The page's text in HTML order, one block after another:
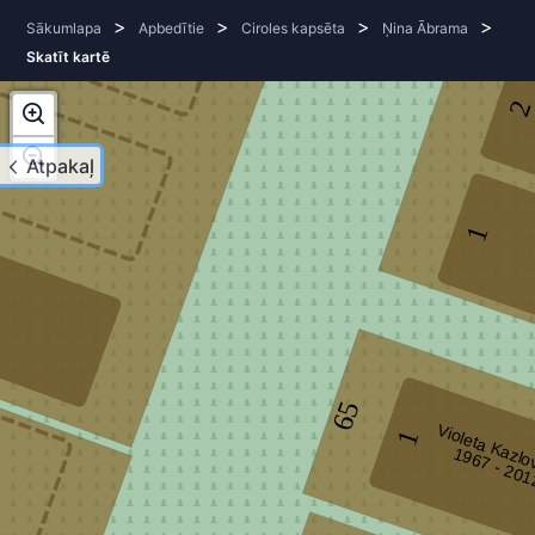
Atpakaļ
Sākumlapa > Apbedītie > Ciroles kapsēta > Ņina Ābrama >
Skatīt kartē
65
1
1
2
Violeta
1967- 201